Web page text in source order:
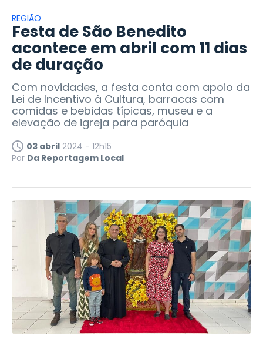
REGIÃO
Festa de São Benedito
acontece em abril com 11 dias
de duração
Com novidades, a festa conta com apoio da
Lei de Incentivo à Cultura, barracas com
comidas e bebidas típicas, museu e a
elevação de igreja para paróquia
03 abril 2024 - 12h15
Por Da Reportagem Local